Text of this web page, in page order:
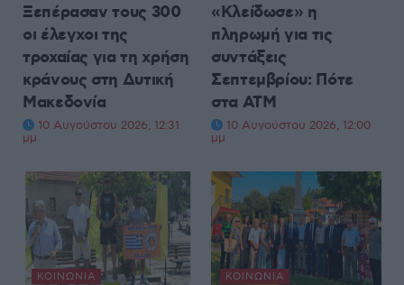
Ξεπέρασαν τους 300
οι έλεγχοι της
τροχαίας για τη χρήση
κράνους στη Δυτική
Μακεδονία
10 Αυγούστου 2026, 12:31
μμ
«Κλείδωσε» η
πληρωμή για τις
συντάξεις
Σεπτεμβρίου: Πότε
στα ΑΤΜ
10 Αυγούστου 2026, 12:00
μμ
ΚΟΙΝΩΝΊΑ ΚΟΙΝΩΝΊΑ